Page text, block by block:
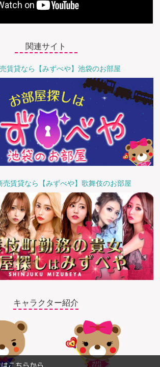
関連サイト
賃貸なら【みずべや】池袋のお部屋
売賃貸なら【みずべや】歌舞伎のお部屋
キャラクター紹介